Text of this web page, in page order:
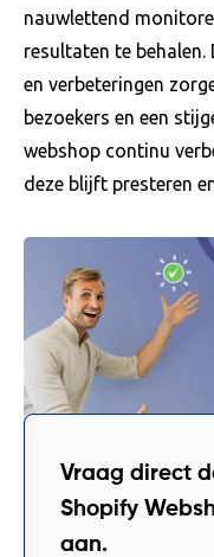
nauwlettend
resultaten te
en verbeteringen
bezoekers en een
webshop continu
deze blijft presteren
Vraag direct
Shopify
aan.